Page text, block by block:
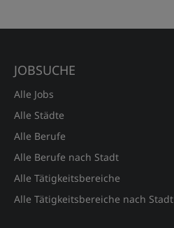
JOBSUCHE
Alle Jobs
Alle Städte
Alle Berufe
Alle Berufe nach Stadt
Alle Tätigkeitsbereiche
Alle Tätigkeitsbereiche nach Stadt